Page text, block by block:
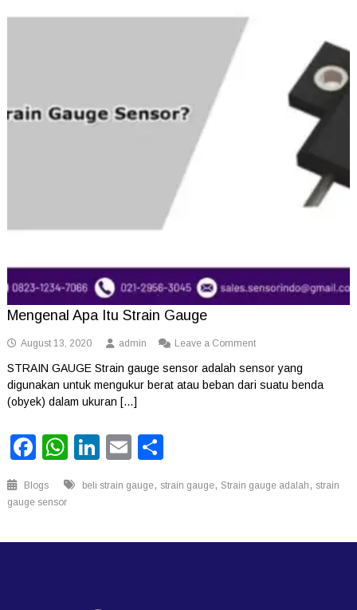
Mengenal Apa Itu Strain Gauge
August 13, 2020 admin Leave a Commenton
Apa
Itu
STRAIN GAUGE Strain gauge sensor adalah sensor yang
digunakan untuk mengukur berat atau beban dari suatu benda
(obyek) dalam ukuran […]
Facebook
WhatsApp
LinkedIn
Email
Blogs beli strain gauge, strain gauge, Strain gauge adalah , strain
gauge sensor